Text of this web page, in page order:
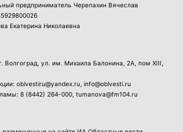
предприниматель Черепахин Вячеслав
Екатерина Николаевна
Волгоград, ул. им. Михаила Балонина, 2А, пом XIII,
oblvestiru@yandex.ru, info@oblvesti.ru
8 (8442) 264-000 , tumanova@fm104.ru